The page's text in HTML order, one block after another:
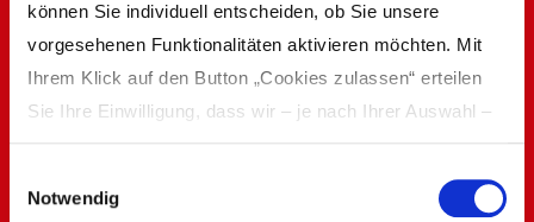
können Sie individuell entscheiden, ob Sie unsere
vorgesehenen Funktionalitäten aktivieren möchten. Mit
Ihrem Klick auf den Button „Cookies zulassen“ erteilen
Sie Ihre Einwilligung, dass wir – je nach Ihrer Auswahl –
soziale Medien anbieten und Ihre Zugriffe auf unsere
Website analysieren und dabei Cookies verwenden
Notwendig